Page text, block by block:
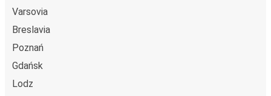
Varsovia
Breslavia
Poznań
Gdańsk
Lodz